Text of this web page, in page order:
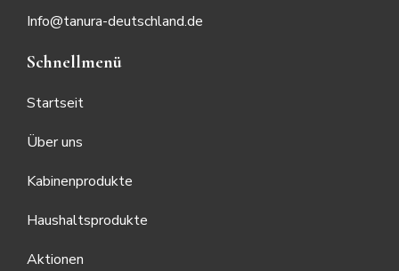
Info@tanura-deutschland.de
Schnellmenü
Startseit
Über uns
Kabinenprodukte
Haushaltsprodukte
Aktionen